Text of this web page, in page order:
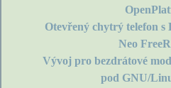
Otevřený chytrý telefon s
Neo
Vývoj pro bezdrátové
pod GNU/